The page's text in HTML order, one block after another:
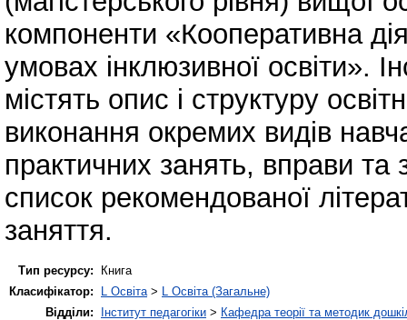
компоненти «Кооперативна
умовах інклюзивної освіти».
містять опис і структуру
виконання окремих видів
практичних занять, вправи та
список рекомендованої
заняття.
Тип ресурсу:
Книга
Класифікатор:
L Освіта > L Освіта (Загальне)
Відділи:
Інститут педагогіки > Кафедра теорії та методик